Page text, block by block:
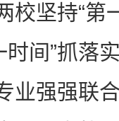
校坚持“第
时间”抓落
业强强联